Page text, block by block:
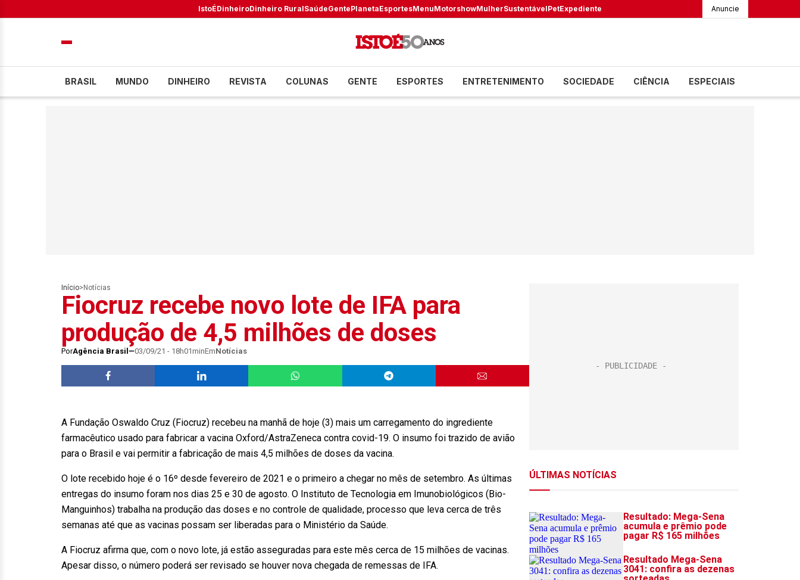
IstoÉDinheiroDinheiro RuralSaúdeGentePlanetaEsportesMenuMotorshowMulherSustentávelPetExpediente Anuncie
BRASIL MUNDO DINHEIRO REVISTA COLUNAS GENTE ESPORTES ENTRETENIMENTO SOCIEDADE CIÊNCIA ESPECIAIS
Início> Notícias
Fiocruz recebe novo lote de IFA para
produção de 4,5 milhões de doses
PorAgência Brasil 03/09/21 - 18h01minEmNotícias
A Fundação Oswaldo Cruz (Fiocruz) recebeu na manhã de hoje (3) mais um carregamento do ingrediente
farmacêutico usado para fabricar a vacina Oxford/AstraZeneca contra covid-19. O insumo foi trazido de avião
para o Brasil e vai permitir a fabricação de mais 4,5 milhões de doses da vacina.
O lote recebido hoje é o 16º desde fevereiro de 2021 e o primeiro a chegar no mês de setembro. As últimas
entregas do insumo foram nos dias 25 e 30 de agosto. O Instituto de Tecnologia em Imunobiológicos (Bio-
Manguinhos) trabalha na produção das doses e no controle de qualidade, processo que leva cerca de três
semanas até que as vacinas possam ser liberadas para o Ministério da Saúde.
A Fiocruz afirma que, com o novo lote, já estão asseguradas para este mês cerca de 15 milhões de vacinas.
Apesar disso, o número poderá ser revisado se houver nova chegada de remessas de IFA.